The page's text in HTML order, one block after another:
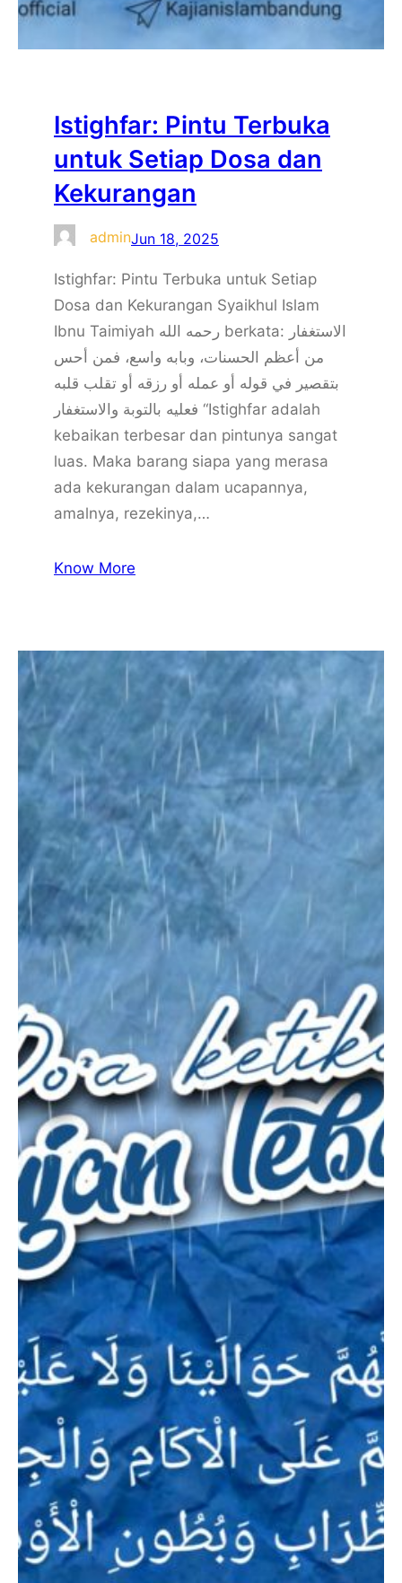
Istighfar: Pintu Terbuka
untuk Setiap Dosa dan
Kekurangan
adminJun 18, 2025
Istighfar: Pintu Terbuka untuk Setiap
Dosa dan Kekurangan Syaikhul Islam
Ibnu Taimiyah رحمه الله berkata: الاستغفار
من أعظم الحسنات، وبابه واسع، فمن أحس
بتقصير في قوله أو عمله أو رزقه أو تقلب قلبه
فعليه بالتوبة والاستغفار “Istighfar adalah
kebaikan terbesar dan pintunya sangat
luas. Maka barang siapa yang merasa
ada kekurangan dalam ucapannya,
amalnya, rezekinya,…
Know More